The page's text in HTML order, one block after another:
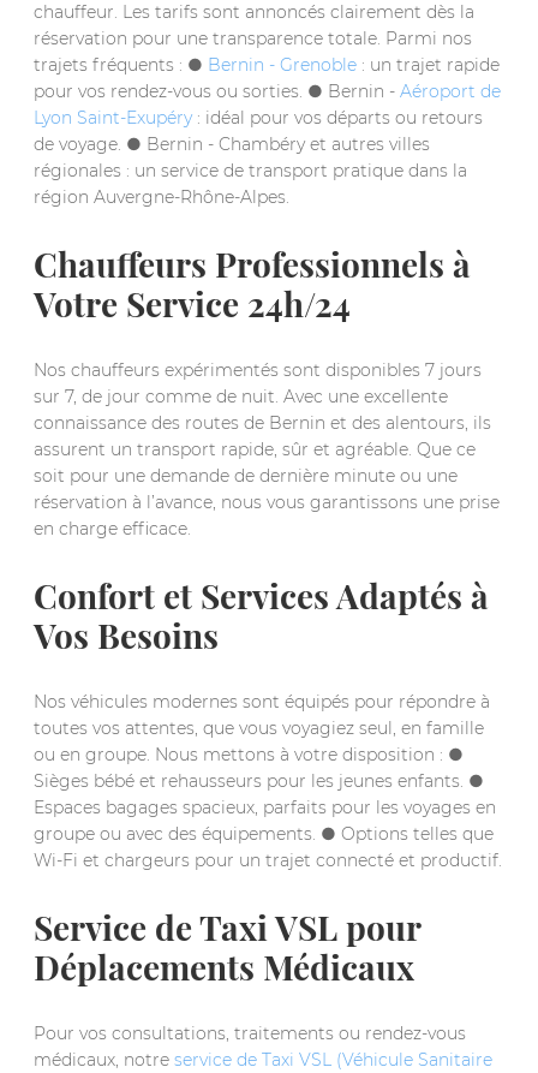
chauffeur. Les tarifs sont annoncés clairement dès la
réservation pour une transparence totale. Parmi nos
trajets fréquents : ● Bernin - Grenoble : un trajet rapide
pour vos rendez-vous ou sorties. ● Bernin - Aéroport de
Lyon Saint-Exupéry : idéal pour vos départs ou retours
de voyage. ● Bernin - Chambéry et autres villes
régionales : un service de transport pratique dans la
région Auvergne-Rhône-Alpes.
Chauffeurs Professionnels à
Votre Service 24h/24
Nos chauffeurs expérimentés sont disponibles 7 jours
sur 7, de jour comme de nuit. Avec une excellente
connaissance des routes de Bernin et des alentours, ils
assurent un transport rapide, sûr et agréable. Que ce
soit pour une demande de dernière minute ou une
réservation à l’avance, nous vous garantissons une prise
en charge efficace.
Confort et Services Adaptés à
Vos Besoins
Nos véhicules modernes sont équipés pour répondre à
toutes vos attentes, que vous voyagiez seul, en famille
ou en groupe. Nous mettons à votre disposition : ●
Sièges bébé et rehausseurs pour les jeunes enfants. ●
Espaces bagages spacieux, parfaits pour les voyages en
groupe ou avec des équipements. ● Options telles que
Wi-Fi et chargeurs pour un trajet connecté et productif.
Service de Taxi VSL pour
Déplacements Médicaux
Pour vos consultations, traitements ou rendez-vous
médicaux, notre service de Taxi VSL (Véhicule Sanitaire